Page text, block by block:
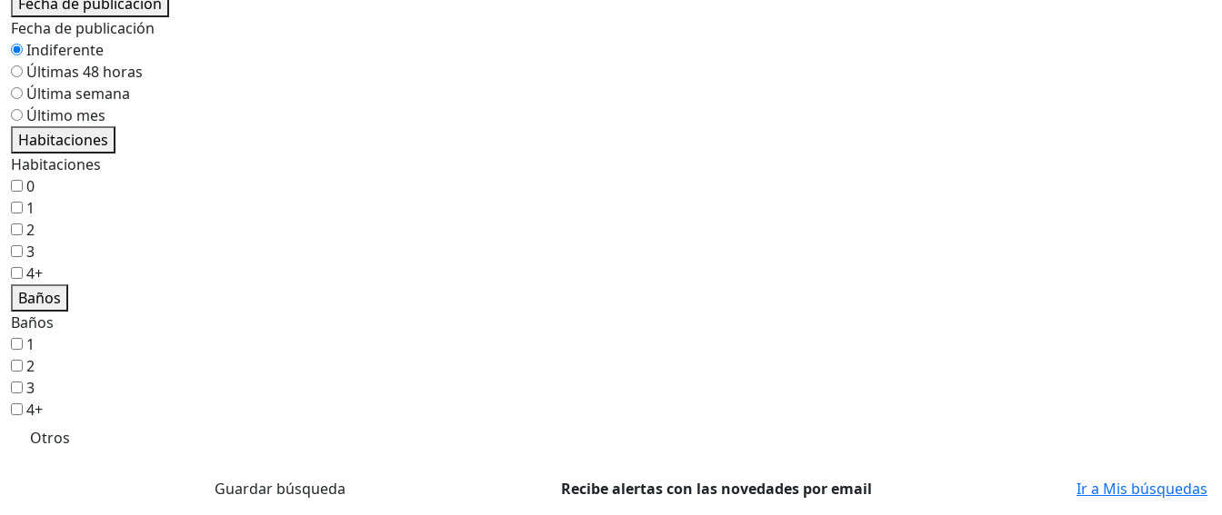
Fecha de publicación
Indiferente
Últimas 48 horas
Última semana
Último mes
Habitaciones
Habitaciones
0
1
2
3
4+
Baños
Baños
1
2
3
4+
Otros
Guardar búsqueda Recibe alertas con las novedades por email Ir a Mis búsquedas